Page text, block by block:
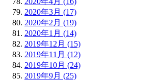
2020年3月 (17)
2020年2月 (19)
2020年1月 (14)
2019年12月 (15)
2019年11月 (12)
2019年10月 (24)
2019年9月 (25)